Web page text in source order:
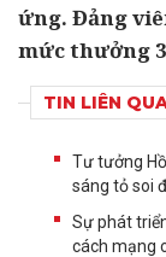
ứng. Đảng
mức thưởng
TIN LIÊN
Tư tưởng
sáng tỏ soi
Sự phát
cách mạng